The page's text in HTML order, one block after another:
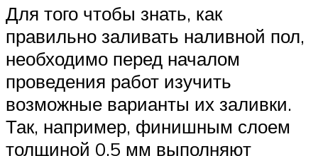
Для того чтобы знать, как
правильно заливать наливной пол,
необходимо перед началом
проведения работ изучить
возможные варианты их заливки.
Так, например, финишным слоем
толщиной 0.5 мм выполняют